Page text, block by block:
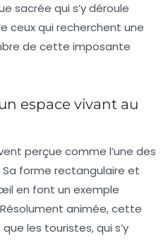
sacrée qui s’y déroule
ceux qui recherchent une
de cette imposante
espace vivant au
perçue comme l’une des
Sa forme rectangulaire et
en font un exemple
animée, cette
les touristes, qui s’y